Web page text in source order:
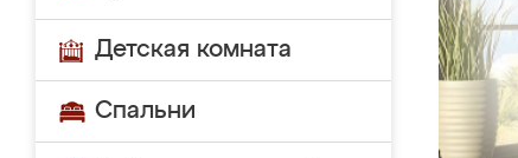
Детская комната
Спальни